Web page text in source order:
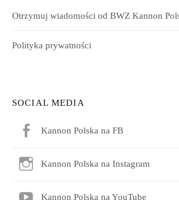
Otrzymuj wiadomości od BWZ Kannon
Polityka prywatności
SOCIAL MEDIA
Kannon Polska na FB
Kannon Polska na Instagram
Kannon Polska na YouTube